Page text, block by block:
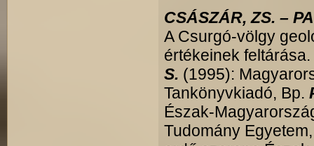
CSÁSZÁR, ZS. –
A Csurgó-völgy
értékeinek
S. (1995):
Tankönyvkiadó, Bp.
Észak-
Tudomány